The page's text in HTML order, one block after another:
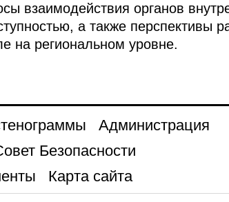
взаимодействия органов
а также перспективы
на региональном уровне.
Администрация
Безопасности
Карта сайта